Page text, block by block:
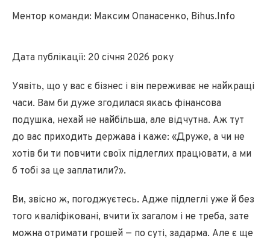
Ментор команди: Максим Опанасенко, Bihus.Info
Дата публікації: 20 січня 2026 року
Уявіть, що у вас є бізнес і він переживає не найкращі
часи. Вам би дуже згодилася якась фінансова
подушка, нехай не найбільша, але відчутна. Аж тут
до вас приходить держава і каже: «Друже, а чи не
хотів би ти повчити своїх підлеглих працювати, а ми
б тобі за це заплатили?».
Ви, звісно ж, погоджуєтесь. Адже підлеглі уже й без
того кваліфіковані, вчити їх загалом і не треба, зате
можна отримати грошей — по суті, задарма. Але є ще